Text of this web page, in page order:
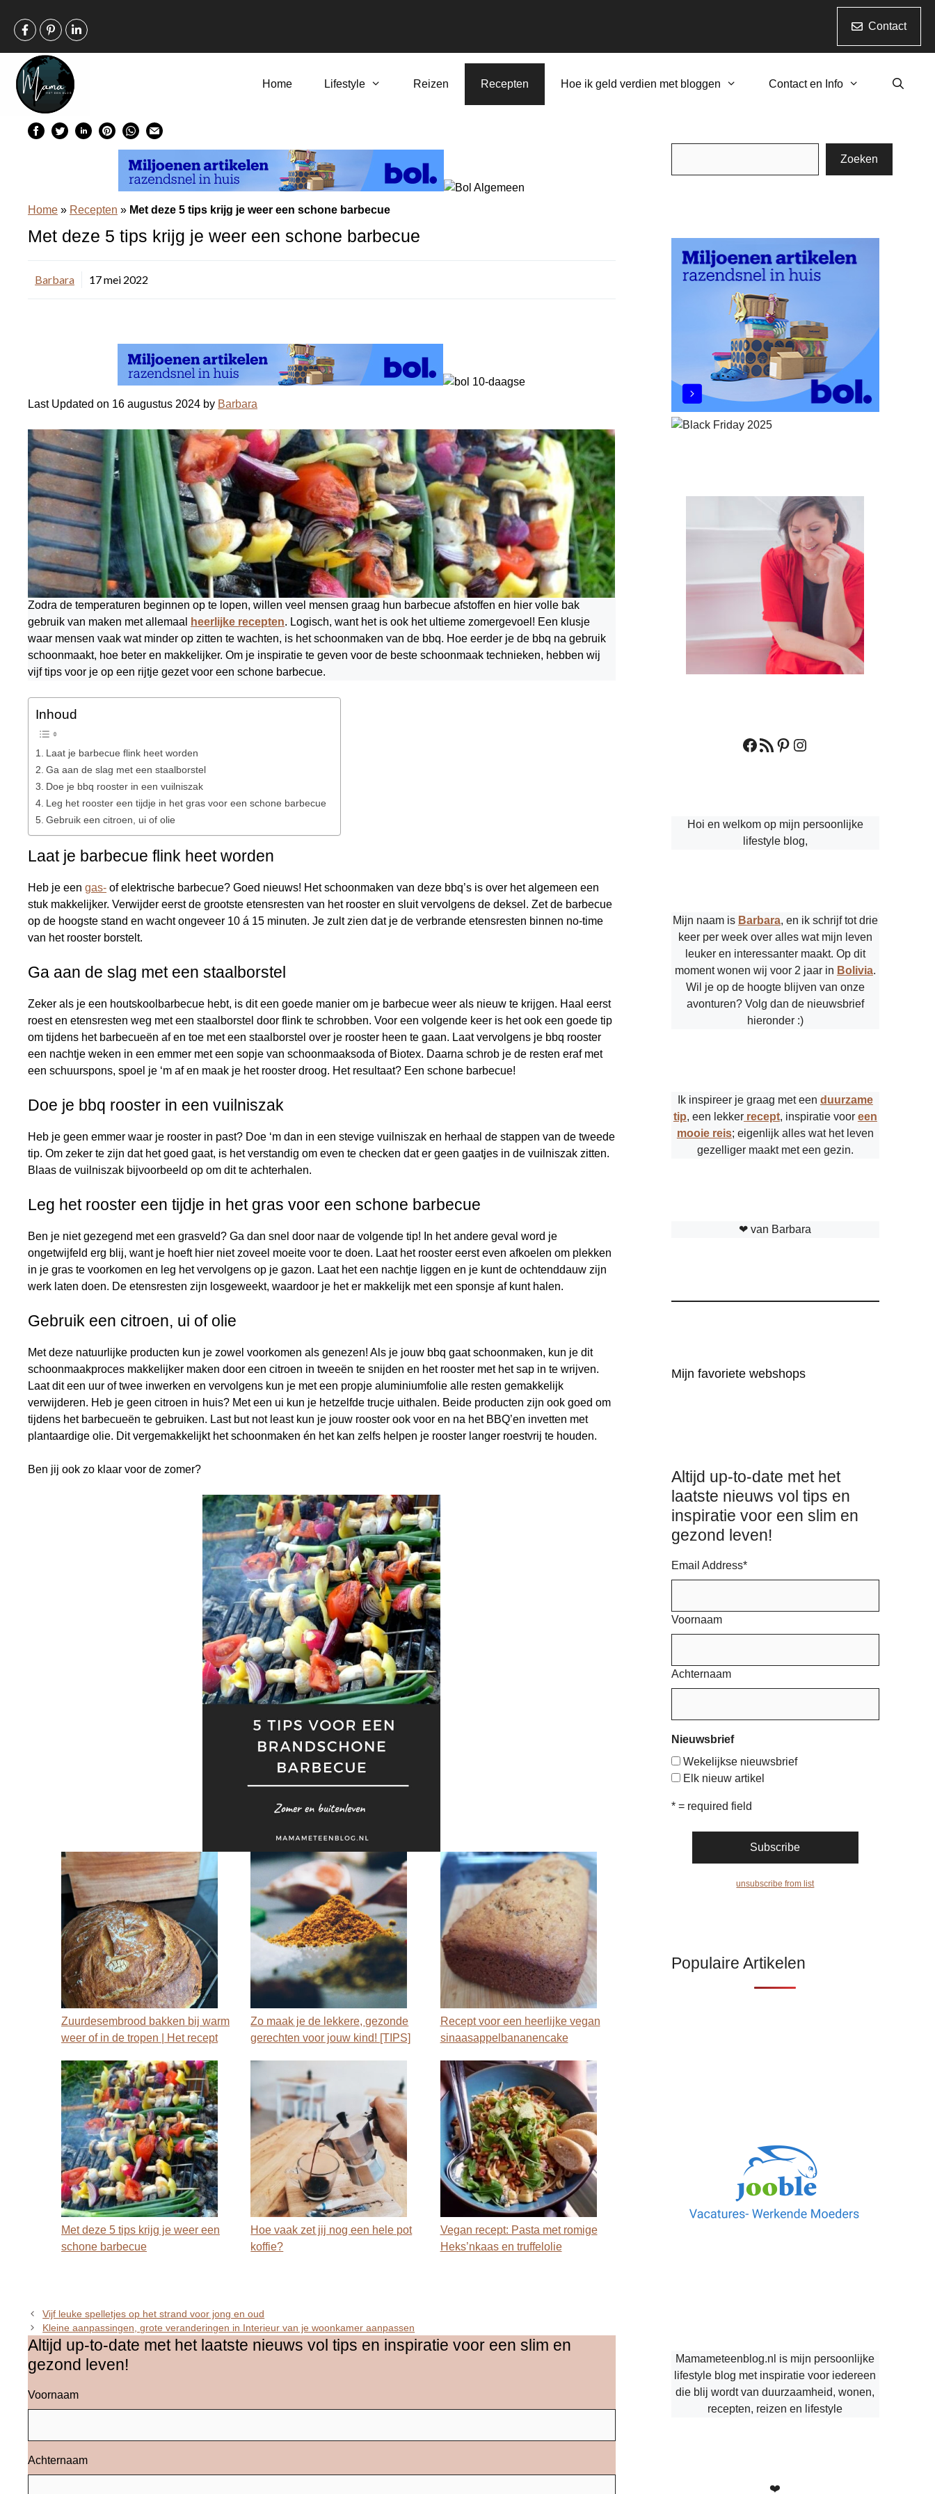
naar
inhoud
Contact
Home Lifestyle Reizen Recepten Hoe ik geld verdien met bloggen Contact en Info
Home » Recepten » Met deze 5 tips krijg je weer een schone barbecue
Met deze 5 tips krijg je weer een schone barbecue
Barbara 17 mei 2022
Last Updated on 16 augustus 2024 by Barbara
Zodra de temperaturen beginnen op te lopen, willen veel mensen graag hun barbecue afstoffen en hier volle bak
gebruik van maken met allemaal
heerlijke recepten. Logisch, want het is ook het ultieme zomergevoel! Een klusje
waar mensen vaak wat minder op zitten te wachten, is het schoonmaken van de bbq. Hoe eerder je de bbq na gebruik
schoonmaakt, hoe beter en makkelijker. Om je inspiratie te geven voor de beste schoonmaak technieken, hebben wij
vijf tips voor je op een rijtje gezet voor een schone barbecue.
Inhoud
Laat je barbecue flink heet worden
Ga aan de slag met een staalborstel
Doe je bbq rooster in een vuilniszak
Leg het rooster een tijdje in het gras voor een schone barbecue
Gebruik een citroen, ui of olie
Laat je barbecue flink heet worden
Heb je een gas- of elektrische barbecue? Goed nieuws! Het schoonmaken van deze bbq’s is over het algemeen een
stuk makkelijker. Verwijder eerst de grootste etensresten van het rooster en sluit vervolgens de deksel. Zet de barbecue
op de hoogste stand en wacht ongeveer 10 á 15 minuten. Je zult zien dat je de verbrande etensresten binnen no-time
van het rooster borstelt.
Ga aan de slag met een staalborstel
Zeker als je een houtskoolbarbecue hebt, is dit een goede manier om je barbecue weer als nieuw te krijgen. Haal eerst
roest en etensresten weg met een staalborstel door flink te schrobben. Voor een volgende keer is het ook een goede tip
om tijdens het barbecueën af en toe met een staalborstel over je rooster heen te gaan. Laat vervolgens je bbq rooster
een nachtje weken in een emmer met een sopje van schoonmaaksoda of Biotex. Daarna schrob je de resten eraf met
een schuurspons, spoel je ‘m af en maak je het rooster droog. Het resultaat? Een schone barbecue!
Doe je bbq rooster in een vuilniszak
Heb je geen emmer waar je rooster in past? Doe ‘m dan in een stevige vuilniszak en herhaal de stappen van de tweede
tip. Om zeker te zijn dat het goed gaat, is het verstandig om even te checken dat er geen gaatjes in de vuilniszak zitten.
Blaas de vuilniszak bijvoorbeeld op om dit te achterhalen.
Leg het rooster een tijdje in het gras voor een schone barbecue
Ben je niet gezegend met een grasveld? Ga dan snel door naar de volgende tip! In het andere geval word je
ongetwijfeld erg blij, want je hoeft hier niet zoveel moeite voor te doen. Laat het rooster eerst even afkoelen om plekken
in je gras te voorkomen en leg het vervolgens op je gazon. Laat het een nachtje liggen en je kunt de ochtenddauw zijn
werk laten doen. De etensresten zijn losgeweekt, waardoor je het er makkelijk met een sponsje af kunt halen.
Gebruik een citroen, ui of olie
Met deze natuurlijke producten kun je zowel voorkomen als genezen! Als je jouw bbq gaat schoonmaken, kun je dit
schoonmaakproces makkelijker maken door een citroen in tweeën te snijden en het rooster met het sap in te wrijven.
Laat dit een uur of twee inwerken en vervolgens kun je met een propje aluminiumfolie alle resten gemakkelijk
verwijderen. Heb je geen citroen in huis? Met een ui kun je hetzelfde trucje uithalen. Beide producten zijn ook goed om
tijdens het barbecueën te gebruiken. Last but not least kun je jouw rooster ook voor en na het BBQ’en invetten met
plantaardige olie. Dit vergemakkelijkt het schoonmaken én het kan zelfs helpen je rooster langer roestvrij te houden.
Ben jij ook zo klaar voor de zomer?
Zuurdesembrood bakken bij warm
weer of in de tropen | Het recept
Zo maak je de lekkere, gezonde
gerechten voor jouw kind! [TIPS]
Recept voor een heerlijke vegan
sinaasappelbananencake
Met deze 5 tips krijg je weer een
schone barbecue
Hoe vaak zet jij nog een hele pot
koffie?
Vegan recept: Pasta met romige
Heks’nkaas en truffelolie
Vijf leuke spelletjes op het strand voor jong en oud
Kleine aanpassingen, grote veranderingen in Interieur van je woonkamer aanpassen
Altijd up-to-date met het laatste nieuws vol tips en inspiratie voor een slim en
gezond leven!
Voornaam
Achternaam
Zoeken
Facebook
RSS feedPinterest
Instagram
Hoi en welkom op mijn persoonlijke
lifestyle blog,
Mijn naam is Barbara, en ik schrijf tot drie
keer per week over alles wat mijn leven
leuker en interessanter maakt. Op dit
moment wonen wij voor 2 jaar in Bolivia.
Wil je op de hoogte blijven van onze
avonturen? Volg dan de nieuwsbrief
hieronder :)
Ik inspireer je graag met een duurzame
tip, een lekkerrecept, inspiratie voor een
mooie reis; eigenlijk alles wat het leven
gezelliger maakt met een gezin.
❤︎ van Barbara
Mijn favoriete webshops
Altijd up-to-date met het
laatste nieuws vol tips en
inspiratie voor een slim en
gezond leven!
Email Address*
Voornaam
Achternaam
Nieuwsbrief
Wekelijkse nieuwsbrief
Elk nieuw artikel
* = required field
unsubscribe from list
Populaire Artikelen
Mamameteenblog.nl is mijn persoonlijke
lifestyle blog met inspiratie voor iedereen
die blij wordt van duurzaamheid, wonen,
recepten, reizen en lifestyle
❤️